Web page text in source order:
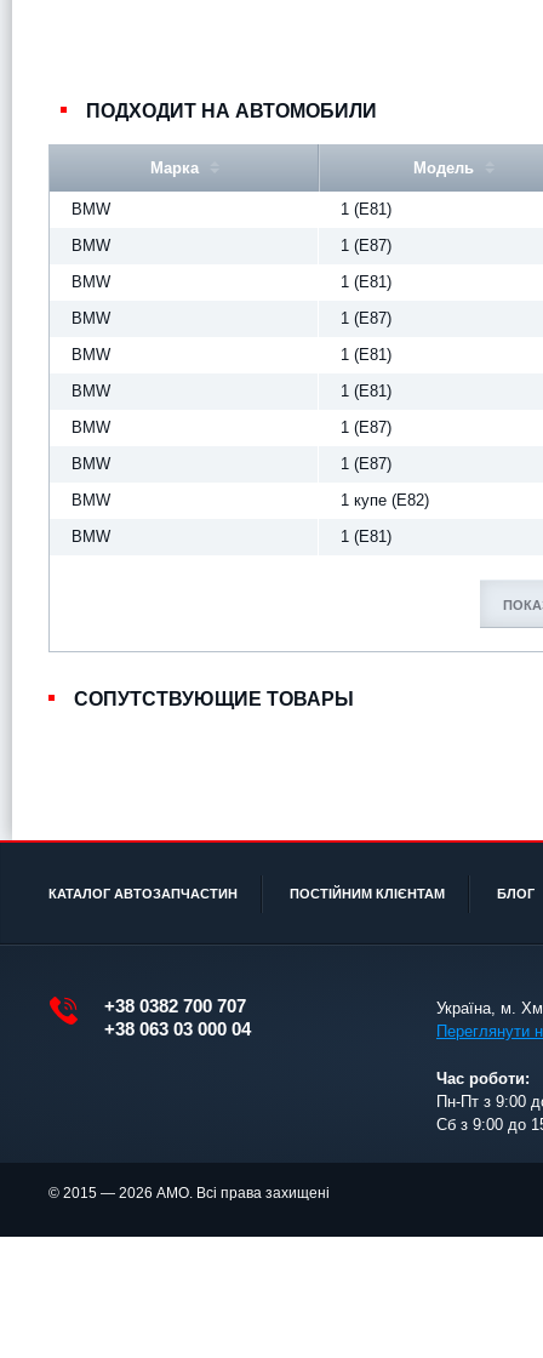
ПОДХОДИТ НА АВТОМОБИЛИ
Марка Модель
BMW
1 (E81)
BMW
1 (E87)
BMW
1 (E81)
BMW
1 (E87)
BMW
1 (E81)
BMW
1 (E81)
BMW
1 (E87)
BMW
1 (E87)
BMW
1 купе (E82)
BMW
1 (E81)
СОПУТСТВУЮЩИЕ ТОВАРЫ
КАТАЛОГ АВТОЗАПЧАСТИН ПОСТІЙНИМ КЛІЄНТАМ БЛОГ
+38 0382 700 707
+38 063 03 000 04
Україна, м.
Переглянути
Час роботи:
Пн-Пт з 9:00
Сб з 9:00 до
© 2015 — 2026 АМО. Всі права захищені